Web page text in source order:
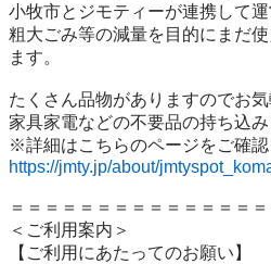
小牧市とジモティーが連携して運
粗⼤ごみ等の減量を⽬的にまだ
ます。
たくさん品物がありますのでお
家具家電などの不要品の持ち込み
https://jmty.jp/about/
＝＝＝＝＝＝＝＝＝＝＝＝＝＝
＜ご利用案内＞
【ご利用にあたってのお願い】